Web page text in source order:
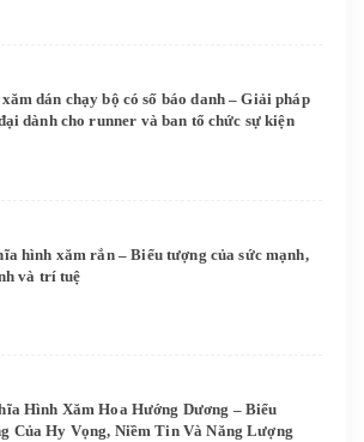
dán chạy bộ có số báo danh – Giải pháp
dành cho runner và ban tổ chức sự kiện
hình xăm rắn – Biểu tượng của sức mạnh,
và trí tuệ
Hình Xăm Hoa Hướng Dương – Biểu
Của Hy Vọng, Niềm Tin Và Năng Lượng